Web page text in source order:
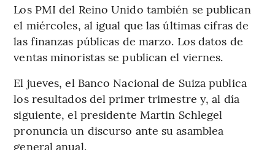
Los PMI del Reino Unido también se publican
el miércoles, al igual que las últimas cifras de
las finanzas públicas de marzo. Los datos de
ventas minoristas se publican el viernes.
El jueves, el Banco Nacional de Suiza publica
los resultados del primer trimestre y, al día
siguiente, el presidente Martin Schlegel
pronuncia un discurso ante su asamblea
general anual.